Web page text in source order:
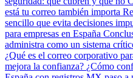
está tu correo también importa
sencillo que evita decisiones
para empresas en España
administra como un sistema
¿Qué es el correo corporativo
mejora la confianza? ¿Cómo